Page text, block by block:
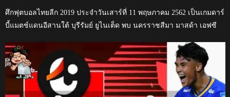
ศึกฟุตบอลไทยลีก 2019 ประจำวันเสาร์ที่ 11 พฤษภาคม 2562 เป็นเกมดาร์
บี้แมตช์แดนอีสานใต้ บุรีรัมย์ ยูไนเต็ด พบ นครราชสีมา มาสด้า เอฟซี